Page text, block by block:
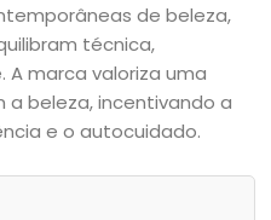
de beleza,
técnica,
A marca valoriza uma
beleza, incentivando a
e o autocuidado.